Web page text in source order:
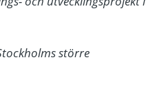
större